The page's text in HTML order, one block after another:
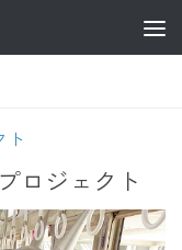
ト
ロジェクト